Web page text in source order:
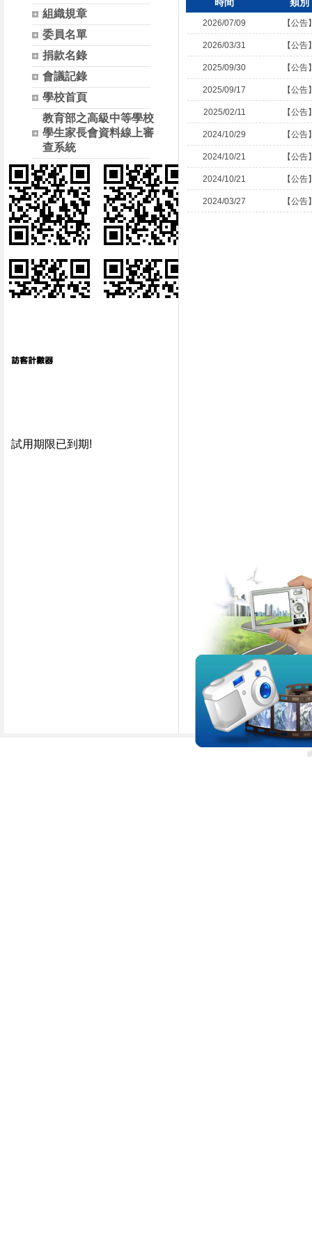
組織規章
委員名單
捐款名錄
會議記錄
學校首頁
教育部之高級中等學校
學生家長會資料線上審
查系統
試用期限已到期!
2026/07/09 【公告
2026/03/31 【公告
2025/09/30 【公告
2025/09/17 【公告
2025/02/11 【公告
2024/10/29 【公告
2024/10/21 【公告
2024/10/21 【公告
2024/03/27 【公告